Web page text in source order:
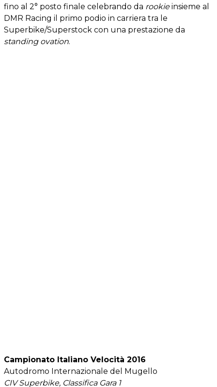
fino al 2° posto finale celebrando da rookieinsieme al
DMR Racing il primo podio in carriera tra le
Superbike/Superstock con una prestazione da
standing ovation.
Campionato Italiano Velocità 2016
Autodromo Internazionale del Mugello
CIV Superbike, Classifica Gara 1